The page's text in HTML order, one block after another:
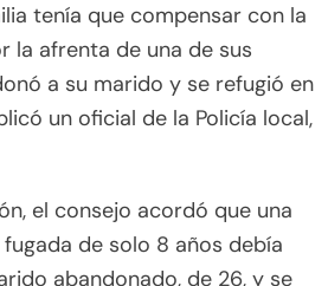
tenía que compensar con la
la afrenta de una de sus
a su marido y se refugió en
un oficial de la Policía local,
el consejo acordó que una
de solo 8 años debía
abandonado, de 26, y se